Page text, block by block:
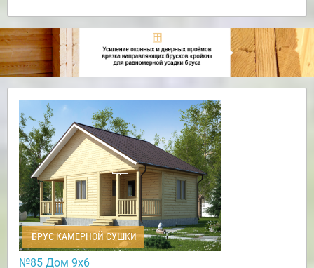
БРУС КАМЕРНОЙ СУШКИ
№85 Дом 9х6